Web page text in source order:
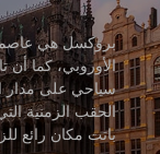
بروكسل هي
الأوروبي، كما أن
سياحي على مدار
الحقب الزمنية
باتت مكان رائع